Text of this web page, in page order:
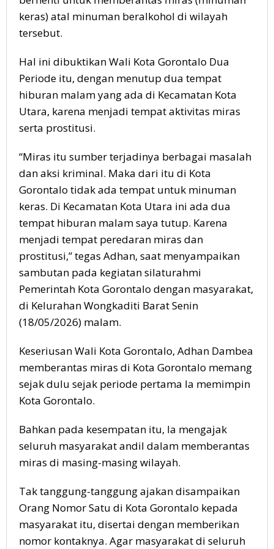
keras) atal minuman beralkohol di wilayah
tersebut.
Hal ini dibuktikan Wali Kota Gorontalo Dua
Periode itu, dengan menutup dua tempat
hiburan malam yang ada di Kecamatan Kota
Utara, karena menjadi tempat aktivitas miras
serta prostitusi.
“Miras itu sumber terjadinya berbagai masalah
dan aksi kriminal. Maka dari itu di Kota
Gorontalo tidak ada tempat untuk minuman
keras. Di Kecamatan Kota Utara ini ada dua
tempat hiburan malam saya tutup. Karena
menjadi tempat peredaran miras dan
prostitusi,” tegas Adhan, saat menyampaikan
sambutan pada kegiatan silaturahmi
Pemerintah Kota Gorontalo dengan masyarakat,
di Kelurahan Wongkaditi Barat Senin
(18/05/2026) malam.
Keseriusan Wali Kota Gorontalo, Adhan Dambea
memberantas miras di Kota Gorontalo memang
sejak dulu sejak periode pertama Ia memimpin
Kota Gorontalo.
Bahkan pada kesempatan itu, Ia mengajak
seluruh masyarakat andil dalam memberantas
miras di masing-masing wilayah.
Tak tanggung-tanggung ajakan disampaikan
Orang Nomor Satu di Kota Gorontalo kepada
masyarakat itu, disertai dengan memberikan
nomor kontaknya. Agar masyarakat di seluruh